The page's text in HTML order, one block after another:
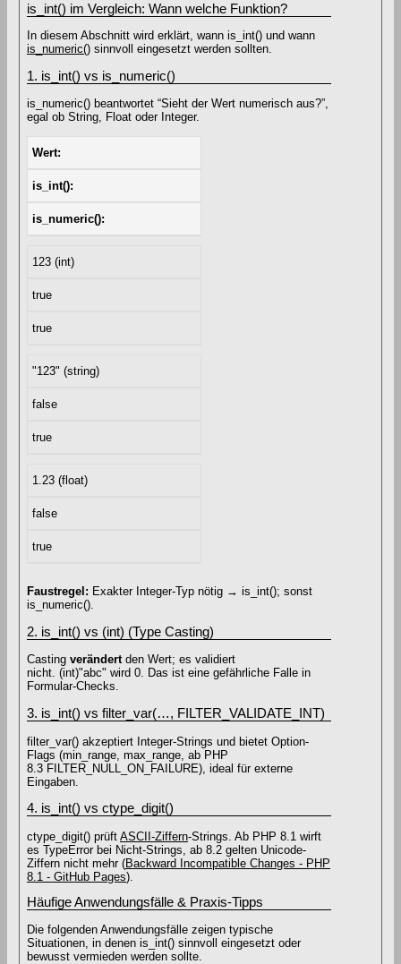
is_int() im Vergleich: Wann welche Funktion?
In diesem Abschnitt wird erklärt, wann is_int() und wann
is_numeric() sinnvoll eingesetzt werden sollten.
1. is_int() vs is_numeric()
is_numeric() beantwortet “Sieht der Wert numerisch aus?”,
egal ob String, Float oder Integer.
Wert
is_int()
is_numeric()
123 (int)
true
true
"123" (string)
false
true
1.23 (float)
false
true
Faustregel: Exakter Integer-Typ nötig → is_int(); sonst
is_numeric().
2. is_int() vs (int) (Type Casting)
Casting verändertden Wert; es validiert
nicht. (int)"abc" wird 0. Das ist eine gefährliche Falle in
Formular-Checks.
3. is_int() vs filter_var(…, FILTER_VALIDATE_INT)
filter_var() akzeptiert Integer-Strings und bietet Option-
Flags (min_range, max_range, ab PHP
8.3 FILTER_NULL_ON_FAILURE), ideal für externe
Eingaben.
4. is_int() vs ctype_digit()
ctype_digit() prüft ASCII-Ziffern‐Strings. Ab PHP 8.1 wirft
es TypeError bei Nicht-Strings, ab 8.2 gelten Unicode-
Ziffern nicht mehr (Backward Incompatible Changes - PHP
8.1 - GitHub Pages).
Häufige Anwendungsfälle & Praxis-Tipps
Die folgenden Anwendungsfälle zeigen typische
Situationen, in denen is_int() sinnvoll eingesetzt oder
bewusst vermieden werden sollte.